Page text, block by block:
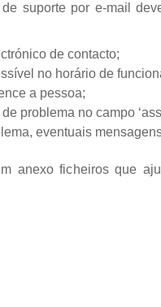
suporte por e-mail
de contacto;
no horário de
a pessoa;
problema no campo
eventuais
anexo ficheiros que